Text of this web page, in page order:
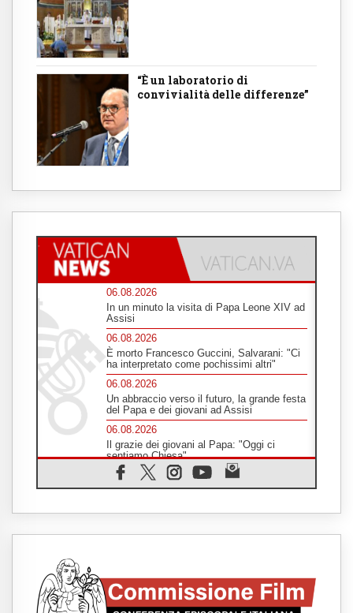
“È un laboratorio di
convivialità delle differenze”
06.08.2026
In un minuto la visita di Papa Leone XIV ad
Assisi
06.08.2026
È morto Francesco Guccini, Salvarani: "Ci
ha interpretato come pochissimi altri"
06.08.2026
Un abbraccio verso il futuro, la grande festa
del Papa e dei giovani ad Assisi
06.08.2026
Il grazie dei giovani al Papa: "Oggi ci
sentiamo Chiesa"
06.08.2026
Leone XIV: la rivoluzione del Vangelo
umani
06.08.2026
06.08.2026
Hiroshima, ad 81 anni dalla bomba resta